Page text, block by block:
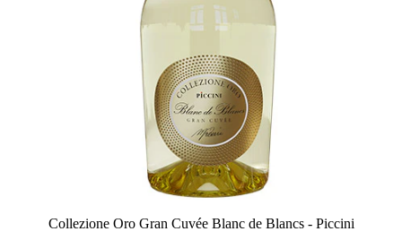
Collezione Oro Gran Cuvée Blanc de Blancs - Piccini